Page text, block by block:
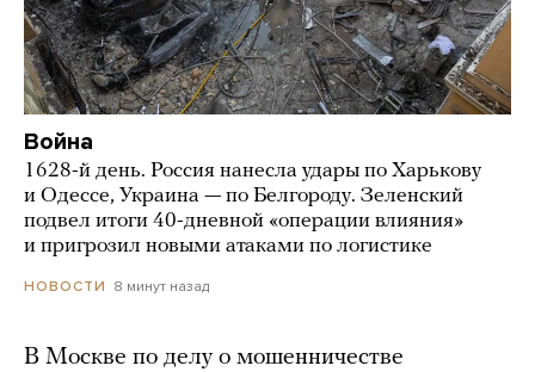
Война
1628-й день. Россия нанесла удары по Харькову
и Одессе, Украина — по Белгороду. Зеленский
подвел итоги 40-дневной «операции влияния»
и пригрозил новыми атаками по логистике
НОВОСТИ 8 минут назад
В Москве по делу о мошенничестве